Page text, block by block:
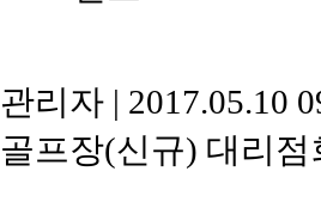
관리자 | 2017.05.10
골프장(신규) 대리점